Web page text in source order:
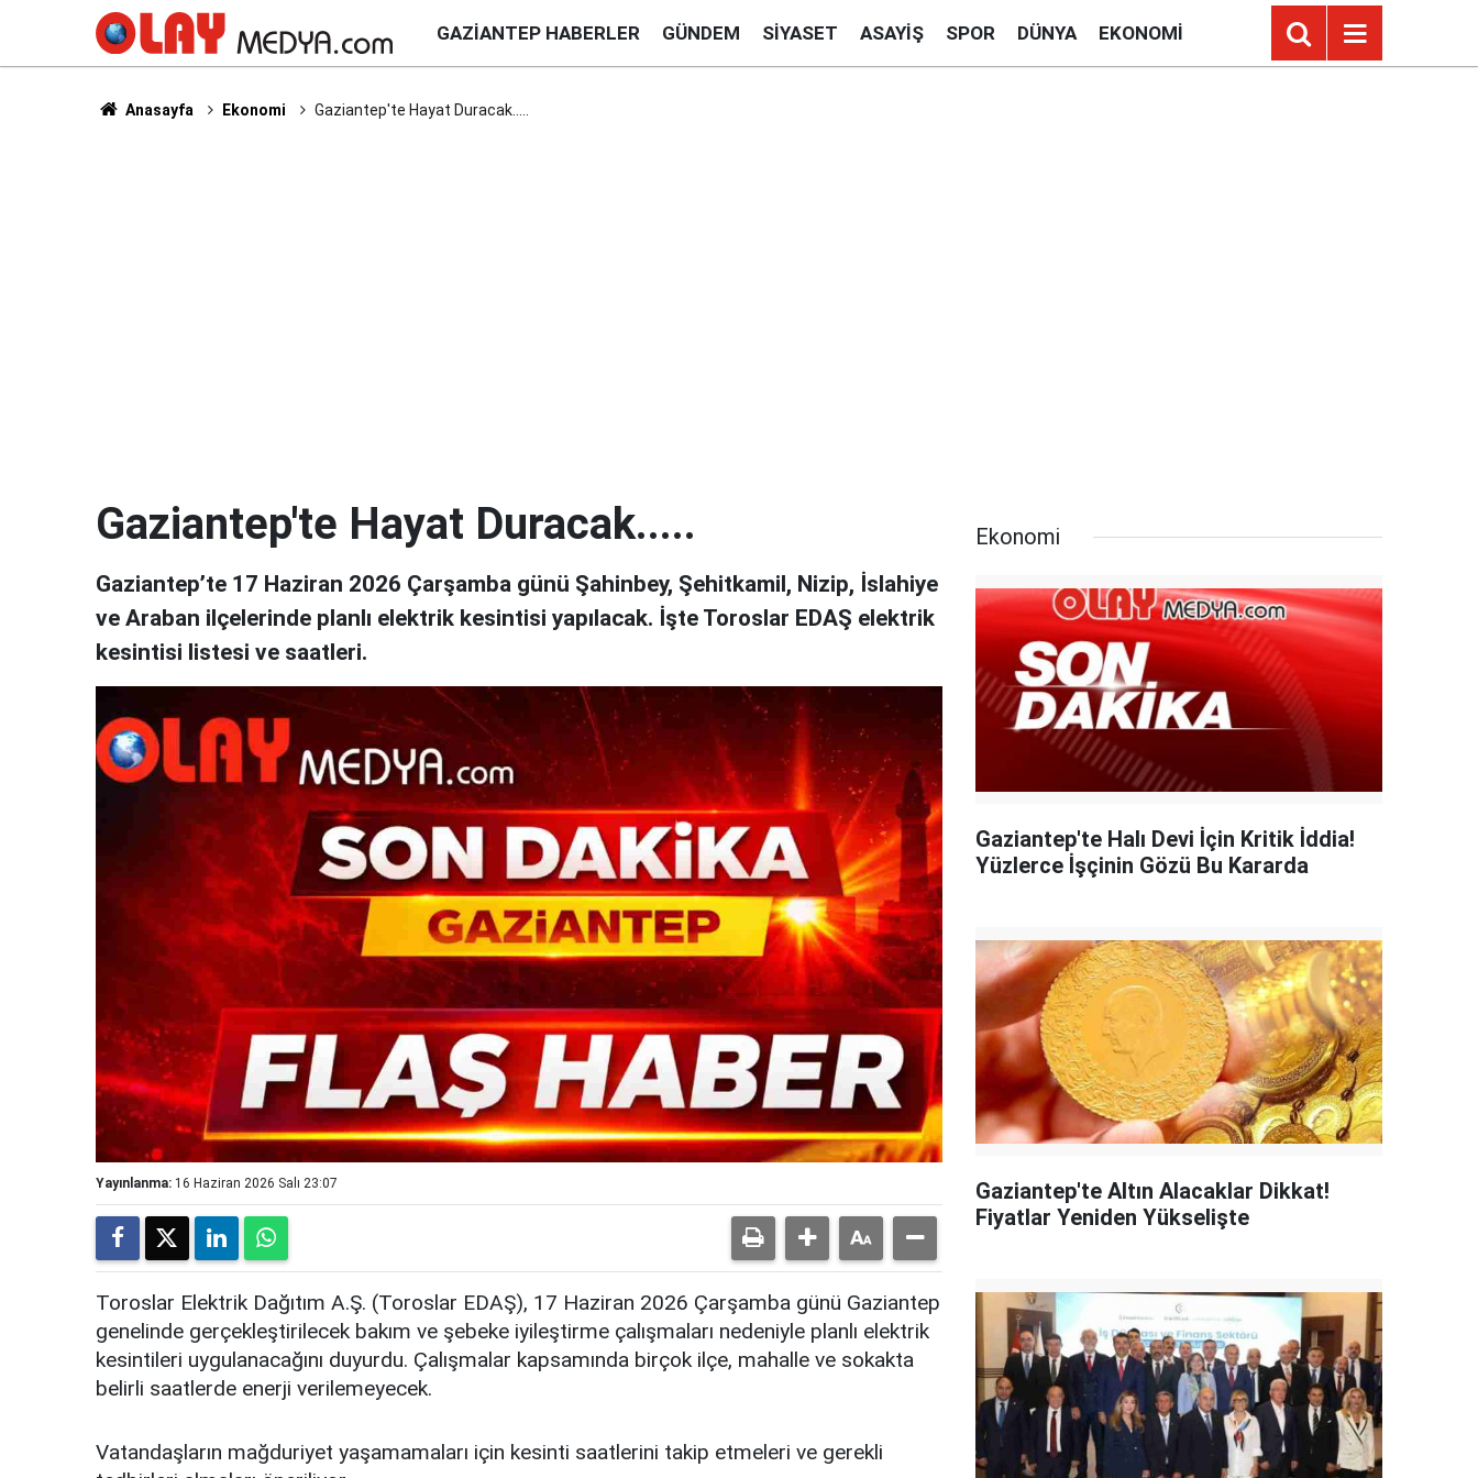
GAZIANTEP HABERLER GÜNDEM SIYASET ASAYIŞ SPOR DÜNYA EKONOMI
Anasayfa Ekonomi Gaziantep'te Hayat Duracak.....
Gaziantep'te Hayat Duracak.....
Gaziantep’te 17 Haziran 2026 Çarşamba günü Şahinbey, Şehitkamil, Nizip, İslahiye
ve Araban ilçelerinde planlı elektrik kesintisi yapılacak. İşte Toroslar EDAŞ elektrik
kesintisi listesi ve saatleri.
Yayınlanma: 16 Haziran 2026 Salı 23:07
Toroslar Elektrik Dağıtım A.Ş. (Toroslar EDAŞ), 17 Haziran 2026 Çarşamba günü Gaziantep
genelinde gerçekleştirilecek bakım ve şebeke iyileştirme çalışmaları nedeniyle planlı elektrik
kesintileri uygulanacağını duyurdu. Çalışmalar kapsamında birçok ilçe, mahalle ve sokakta
belirli saatlerde enerji verilemeyecek.
Vatandaşların mağduriyet yaşamamaları için kesinti saatlerini takip etmeleri ve gerekli
Ekonomi
Gaziantep'te Halı Devi İçin Kritik İddia!
Yüzlerce İşçinin Gözü Bu Kararda
Gaziantep'te Altın Alacaklar Dikkat!
Fiyatlar Yeniden Yükselişte